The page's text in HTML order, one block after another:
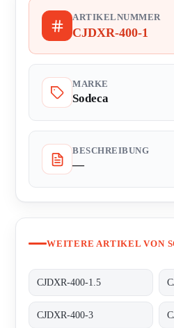
ARTIKELNUMMER
CJDXR-400-1
MARKE
Sodeca
BESCHREIBUNG
—
WEITERE ARTIKEL VON
CJDXR-400-1.5
CJDXR-400-3